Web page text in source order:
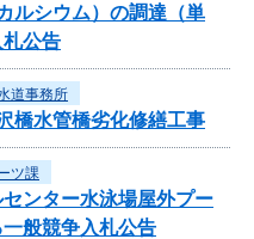
ルシウム）の調達（単
公告
道事務所
橋水管橋劣化修繕工事
ツ課
センター水泳場屋外プー
般競争入札公告